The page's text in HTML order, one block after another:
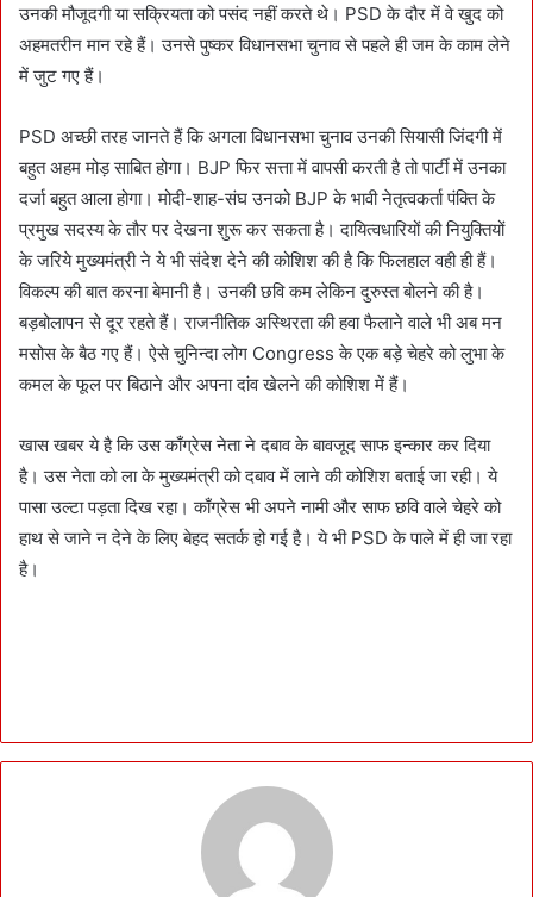
उनकी मौजूदगी या सक्रियता को पसंद नहीं करते थे। PSD के दौर में वे खुद को
अहमतरीन मान रहे हैं। उनसे पुष्कर विधानसभा चुनाव से पहले ही जम के काम लेने
में जुट गए हैं।
PSD अच्छी तरह जानते हैं कि अगला विधानसभा चुनाव उनकी सियासी जिंदगी में
बहुत अहम मोड़ साबित होगा। BJP फिर सत्ता में वापसी करती है तो पार्टी में उनका
दर्जा बहुत आला होगा। मोदी-शाह-संघ उनको BJP के भावी नेतृत्वकर्ता पंक्ति के
प्रमुख सदस्य के तौर पर देखना शुरू कर सकता है। दायित्वधारियों की नियुक्तियों
के जरिये मुख्यमंत्री ने ये भी संदेश देने की कोशिश की है कि फिलहाल वही ही हैं।
विकल्प की बात करना बेमानी है। उनकी छवि कम लेकिन दुरुस्त बोलने की है।
बड़बोलापन से दूर रहते हैं। राजनीतिक अस्थिरता की हवा फैलाने वाले भी अब मन
मसोस के बैठ गए हैं। ऐसे चुनिन्दा लोग Congress के एक बड़े चेहरे को लुभा के
कमल के फूल पर बिठाने और अपना दांव खेलने की कोशिश में हैं।
खास खबर ये है कि उस काँग्रेस नेता ने दबाव के बावजूद साफ इन्कार कर दिया
है। उस नेता को ला के मुख्यमंत्री को दबाव में लाने की कोशिश बताई जा रही। ये
पासा उल्टा पड़ता दिख रहा। काँग्रेस भी अपने नामी और साफ छवि वाले चेहरे को
हाथ से जाने न देने के लिए बेहद सतर्क हो गई है। ये भी PSD के पाले में ही जा रहा
है।